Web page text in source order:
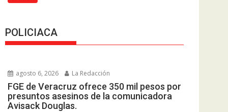
POLICIACA
agosto 6, 2026 La Redacción
FGE de Veracruz ofrece 350 mil pesos por
presuntos asesinos de la comunicadora
Avisack Douglas.